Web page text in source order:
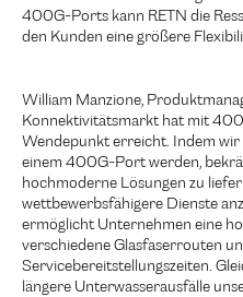
400G-Ports kann RETN die
den Kunden eine größere
William Manzione,
Konnektivitätsmarkt hat mit
Wendepunkt erreicht. Indem
einem 400G-Port werden,
hochmoderne Lösungen zu
wettbewerbsfähigere Dienste
ermöglicht Unternehmen eine
verschiedene Glasfaserrouten
Servicebereitstellungszeiten.
längere Unterwasserausfälle